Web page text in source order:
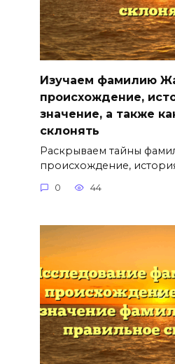
Изучаем фамилию
происхождение,
значение, а также
склонять
Раскрываем тайны
происхождение,
0 44